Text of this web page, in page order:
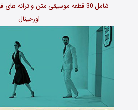
شامل 30 قطعه موسیقی متن و ترانه های
اورجینال